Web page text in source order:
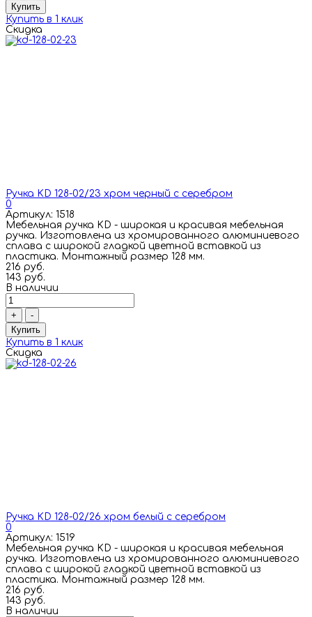
Купить
Купить в 1 клик
Скидка
Ручка KD 128-02/23 хром черный с серебром
0
Артикул: 1518
Мебельная ручка KD - широкая и красивая мебельная
ручка. Изготовлена из хромированного алюминиевого
сплава с широкой гладкой цветной вставкой из
пластика. Монтажный размер 128 мм.
216 руб.
143 руб.
В наличии
+
-
Купить
Купить в 1 клик
Скидка
Ручка KD 128-02/26 хром белый с серебром
0
Артикул: 1519
Мебельная ручка KD - широкая и красивая мебельная
ручка. Изготовлена из хромированного алюминиевого
сплава с широкой гладкой цветной вставкой из
пластика. Монтажный размер 128 мм.
216 руб.
143 руб.
В наличии